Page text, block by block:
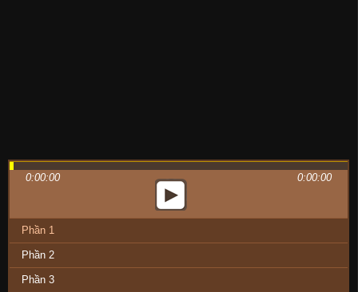
0:00:00 0:00:00
Phần 1
Phần 2
Phần 3